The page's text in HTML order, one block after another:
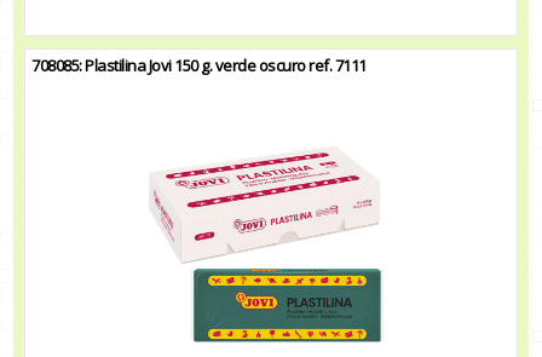
708085: Plastilina Jovi 150 g. verde oscuro ref. 7111